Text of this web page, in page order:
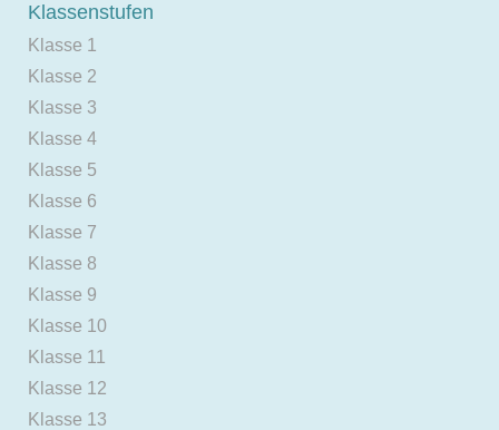
Klassenstufen
Klasse 1
Klasse 2
Klasse 3
Klasse 4
Klasse 5
Klasse 6
Klasse 7
Klasse 8
Klasse 9
Klasse 10
Klasse 11
Klasse 12
Klasse 13